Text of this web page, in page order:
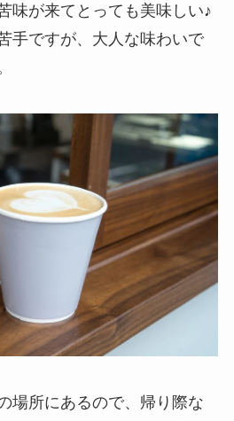
味が来てとっても美味しい♪
手ですが、大人な味わいで
場所にあるので、帰り際な